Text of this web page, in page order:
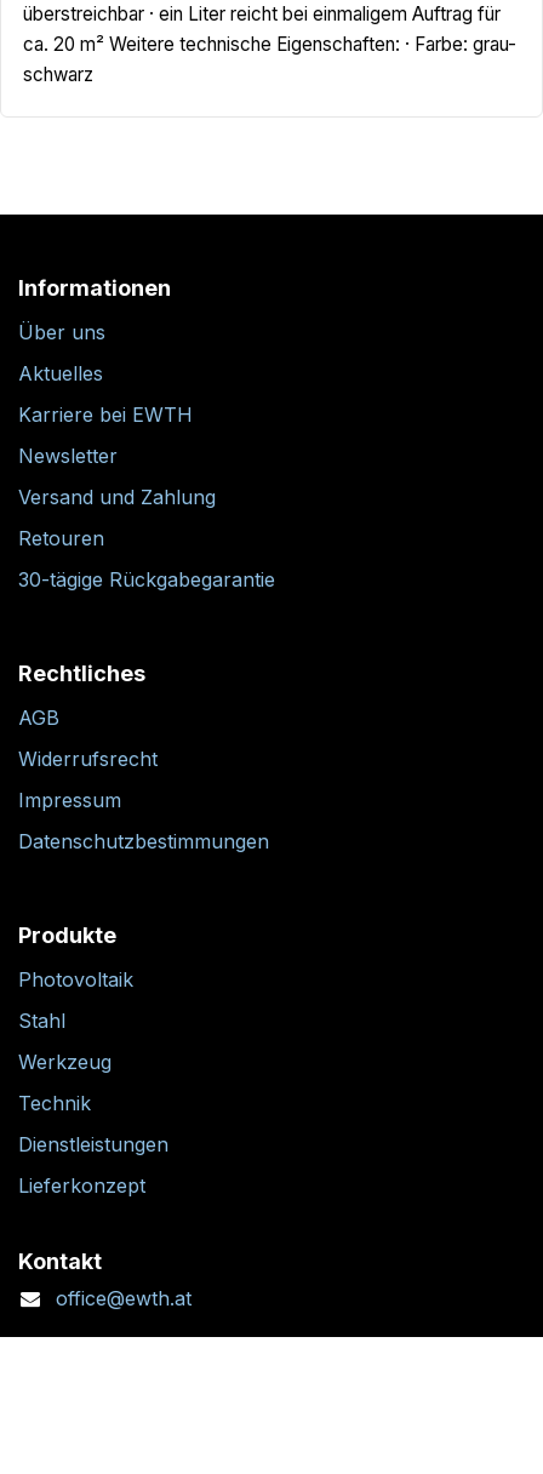
überstreichbar · ein Liter reicht bei einmaligem Auftrag für
ca. 20 m² Weitere technische Eigenschaften: · Farbe: grau-
schwarz
Informationen
Über uns
Aktuelles
Karriere bei EWTH
Newsletter
Versand und Zahlung
Retouren
30-tägige Rückgabegarantie
Rechtliches
AGB
Widerrufsrecht
Impressum
Datenschutzbestimmungen
Produkte
Photovoltaik
Stahl
Werkzeug
Technik
Dienstleistungen
Lieferkonzept
Kontakt
office@ewth.at